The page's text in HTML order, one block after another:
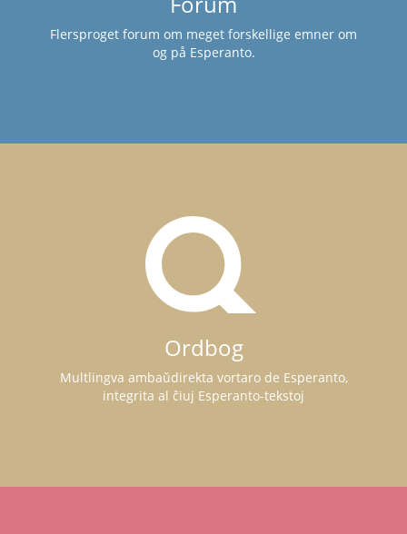
Flersproget forum om meget forskellige emner om
og på Esperanto.
Ordbog
Multlingva ambaŭdirekta vortaro de Esperanto,
integrita al ĉiuj Esperanto-tekstoj